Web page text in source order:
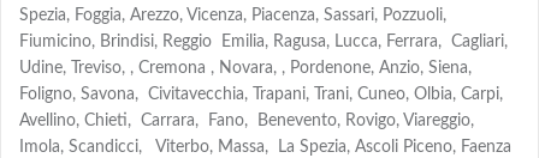
Spezia, Foggia, Arezzo, Vicenza, Piacenza, Sassari, Pozzuoli,
Fiumicino, Brindisi, Reggio Emilia, Ragusa, Lucca, Ferrara, Cagliari,
Udine, Treviso, , Cremona , Novara, , Pordenone, Anzio, Siena,
Foligno, Savona, Civitavecchia, Trapani, Trani, Cuneo, Olbia, Carpi,
Avellino, Chieti, Carrara, Fano, Benevento, Rovigo, Viareggio,
Imola, Scandicci, Viterbo, Massa, La Spezia, Ascoli Piceno, Faenza